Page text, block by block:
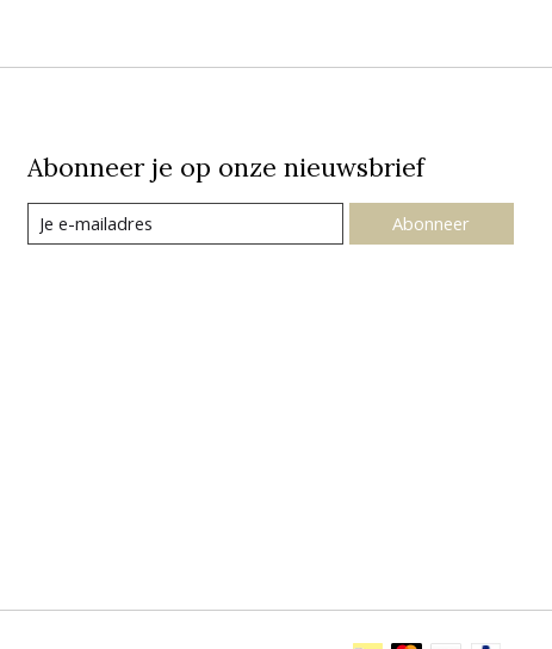
Abonneer je op onze nieuwsbrief
Abonneer